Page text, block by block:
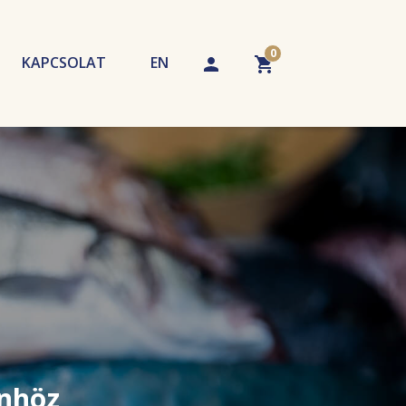
KAPCSOLAT 0
A kosár üres. Adjon hozzá terméket!
EN